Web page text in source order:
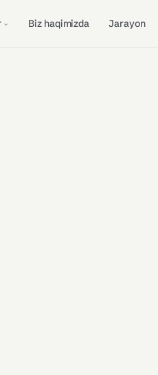
Biz haqimizda Jarayon